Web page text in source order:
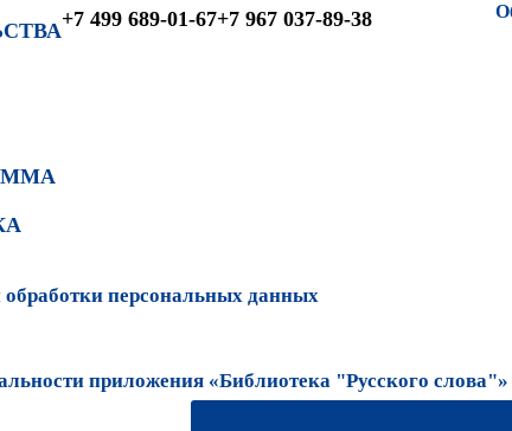
+7 499 689-01-67+7 967 037-89-38
персональных данных
приложения «Библиотека "Русского слова"»